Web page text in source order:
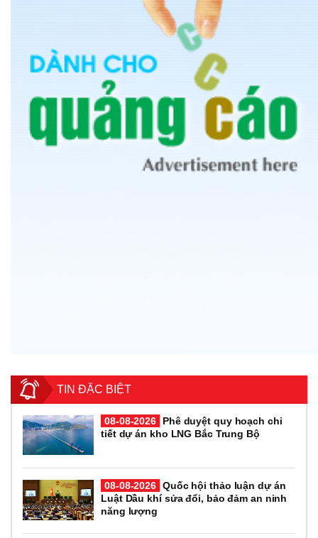
TIN ĐẶC BIỆT
08-08-2026
Phê duyệt quy hoạch chi
tiết dự án kho LNG Bắc Trung Bộ
08-08-2026 Quốc hội thảo luận dự án
Luật Dầu khí sửa đổi, bảo đảm an ninh
năng lượng